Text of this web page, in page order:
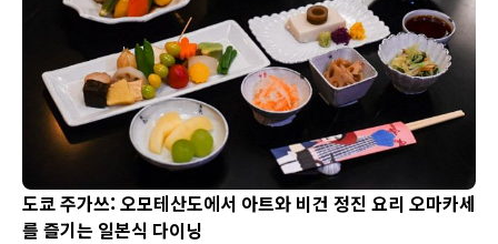
도쿄 주가쓰: 오모테산도에서 아트와 비건 정진 요리 오마카세
를 즐기는 일본식 다이닝